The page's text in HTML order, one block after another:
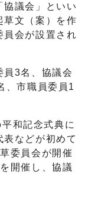
協議会」といい
草文（案）を作
員会が設置され
員3名、協議会
、市職員委員1
和記念式典に
などが初めて
委員会が開催
開催し、協議